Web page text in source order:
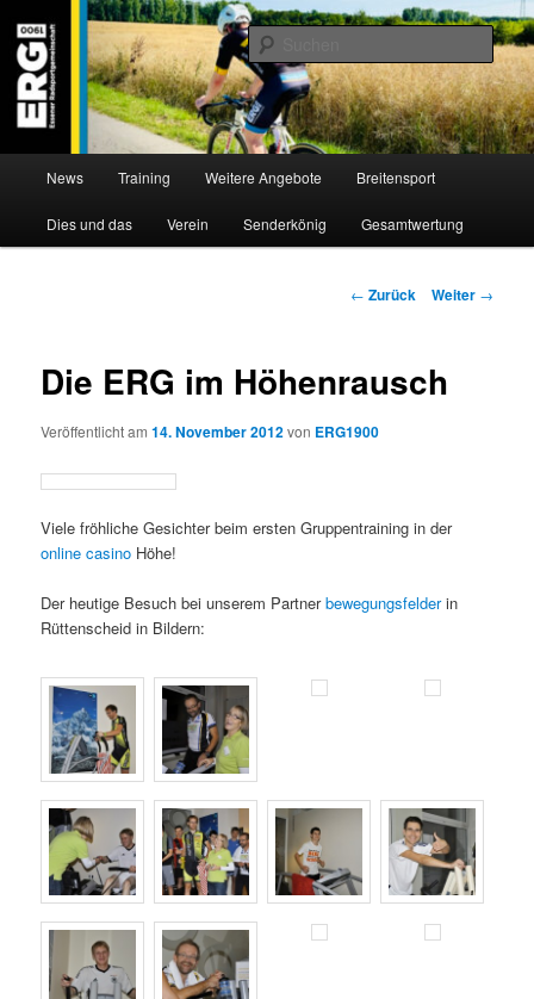
Inhalt
wechseln
ERG 1900 e.V
Willkommen bei der Essener Radsportgemeinschaft
News Training Weitere Angebote Breitensport
Dies und das Verein Senderkönig Gesamtwertung
Beitragsnavigation
← Zurück Weiter →
Die ERG im Höhenrausch
Veröffentlicht am14. November 2012von ERG1900
Viele fröhliche Gesichter beim ersten Gruppentraining in der
online casino Höhe!
Der heutige Besuch bei unserem Partnerbewegungsfelderin
Rüttenscheid in Bildern: